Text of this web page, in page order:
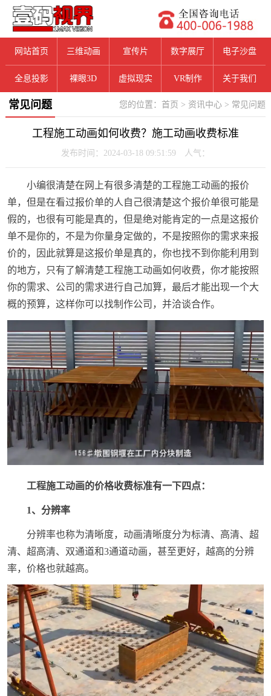
网站首页 三维动画 宣传片 数字展厅 电子沙盘
全息投影 裸眼3D 虚拟现实 VR制作 关于我们
您的位置： 首页 > 资讯中心 > 常见问题
常见问题
工程施工动画如何收费？施工动画收费标准
发布时间：2024-03-18 09:51:59 人气：
小编很清楚在网上有很多清楚的工程施工动画的报价
单，但是在看过报价单的人自己很清楚这个报价单很可能是
假的，也很有可能是真的，但是绝对能肯定的一点是这报价
单不是你的，不是为你量身定做的，不是按照你的需求来报
价的，因此就算是这报价单是真的，你也找不到你能利用到
的地方，只有了解清楚工程施工动画如何收费，你才能按照
你的需求、公司的需求进行自己加算，最后才能出现一个大
概的预算，这样你可以找制作公司，并洽谈合作。
工程施工动画的价格收费标准有一下四点：
1、分辨率
分辨率也称为清晰度，动画清晰度分为标清、高清、超
清、超高清、双通道和3通道动画，甚至更好，越高的分辨
率，价格也就越高。